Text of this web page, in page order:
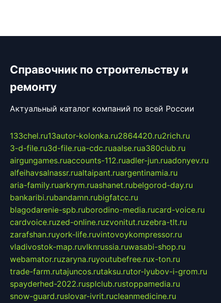
Справочник по строительству и
ремонту
Актуальный каталог компаний по всей России
133chel.ru13autor-kolonka.ru2864420.ru2rich.ru
3-d-file.ru3d-file.rua-cdc.ruaalse.rua380club.ru
airgungames.ruaccounts-112.ruadler-jun.ruadonyev.ru
alfeihavsalnassr.rualtaipant.ruargentinamia.ru
aria-family.ruarkrym.ruashanet.rubelgorod-day.ru
bankaribi.rubandamn.rubigfatcc.ru
blagodarenie-spb.ruborodino-media.rucard-voice.ru
cardvoice.ruzed-online.ruzvonitut.ruzebra-tlt.ru
zarafshan.ruyork-life.ruvintovoykompressor.ru
vladivostok-map.ruvlknrussia.ruwasabi-shop.ru
webamator.ruzaryna.ruyoutubefree.rux-ton.ru
trade-farm.rutajuncos.rutaksu.rutor-lyubov-i-grom.ru
spayderhed-2022.rusplclub.rustoppamedia.ru
snow-guard.ruslovar-ivrit.rucleanmedicine.ru